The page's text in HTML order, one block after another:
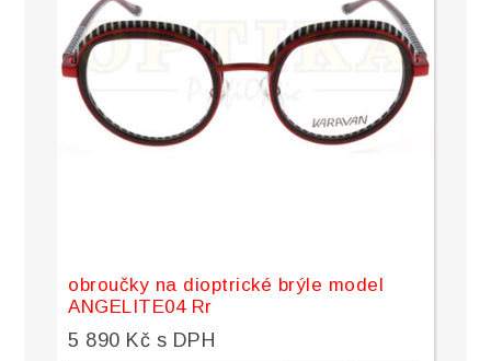
obroučky na dioptrické brýle model
ANGELITE04 Rr
5 890 Kč s DPH